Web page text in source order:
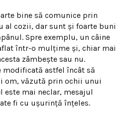
bine să comunice prin
al cozii, dar sunt şi foarte buni
Spre exemplu, un câine
într-o mulţime şi, chiar mai
zâmbeşte sau nu.
modificată astfel încât să
om, văzută prin ochii unui
este mai neclar, mesajul
fi cu uşurinţă înţeles.